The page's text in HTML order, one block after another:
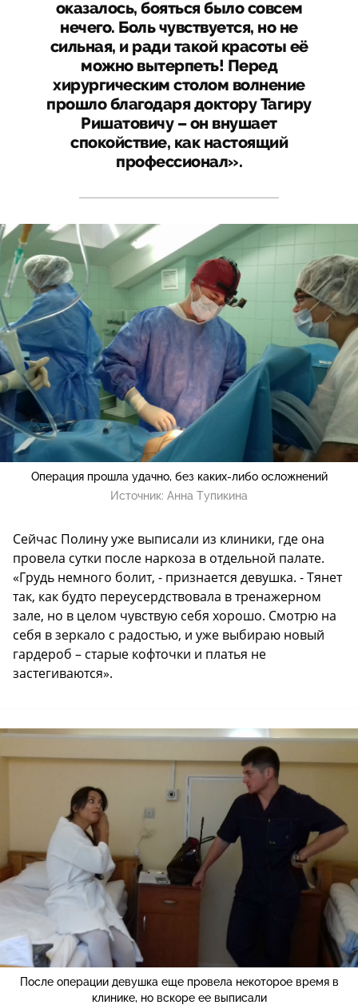
оказалось, бояться было совсем
нечего. Боль чувствуется, но не
сильная, и ради такой красоты её
можно вытерпеть! Перед
хирургическим столом волнение
прошло благодаря доктору Тагиру
Ришатовичу – он внушает
спокойствие, как настоящий
профессионал».
Операция прошла удачно, без каких-либо осложнений
Источник: Анна Тупикина
Сейчас Полину уже выписали из клиники, где она
провела сутки после наркоза в отдельной палате.
«Грудь немного болит, - признается девушка. - Тянет
так, как будто переусердствовала в тренажерном
зале, но в целом чувствую себя хорошо. Смотрю на
себя в зеркало с радостью, и уже выбираю новый
гардероб – старые кофточки и платья не
застегиваются».
После операции девушка еще провела некоторое время в
клинике, но вскоре ее выписали